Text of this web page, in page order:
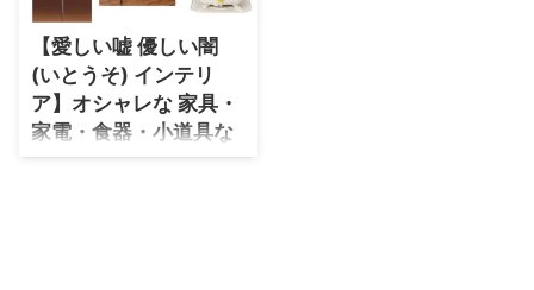
・松下洸平
・山田裕貴
・田中圭
まとめているドラマ数はNo.1！！
ぜひブックマークしてチェックし
て下さいね♪ 黒川智花さんの
プロフィール（年齢・身長）過去
に出演したドラマの衣装 生年月
日 1989年8月1日(歳) 身長 159cm
ドラマ衣装 リビングの松永さん
【愛しい嘘 優しい闇
(いとうそ) インテリ
ア】オシャレな 家具・
家電・食器・小道具な
どブランド紹介♫